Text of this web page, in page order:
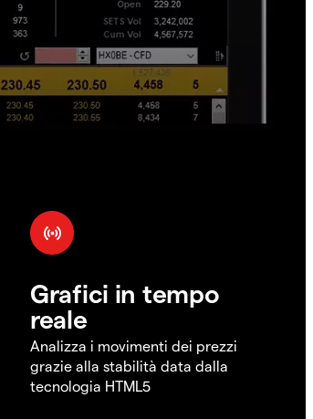
Grafici in tempo
reale
Analizza i movimenti dei prezzi
grazie alla stabilità data dalla
tecnologia HTML5